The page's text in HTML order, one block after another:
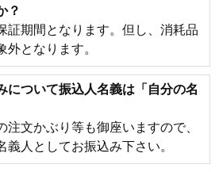
？
証期間となります。但し、消耗品
となります。
について振込人名義は「自分の名
文かぶり等も御座いますので、
人としてお振込み下さい。